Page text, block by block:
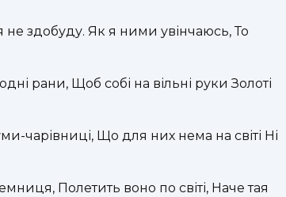
не здобуду. Як я ними увінчаюсь, То
рани, Щоб собі на вільні руки Золоті
чарівниці, Що для них нема на світі Ні
Полетить воно по світі, Наче тая